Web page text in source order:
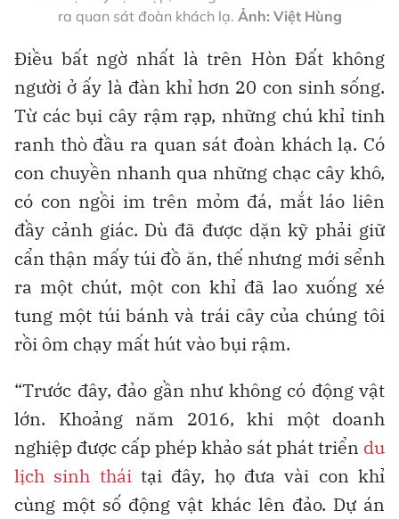
ra quan sát đoàn khách lạ. Ảnh: Việt Hùng
Điều bất ngờ nhất là trên Hòn Đất không
người ở ấy là đàn khỉ hơn 20 con sinh sống.
Từ các bụi cây rậm rạp, những chú khỉ tinh
ranh thò đầu ra quan sát đoàn khách lạ. Có
con chuyền nhanh qua những chạc cây khô,
có con ngồi im trên mỏm đá, mắt láo liên
đầy cảnh giác. Dù đã được dặn kỹ phải giữ
cẩn thận mấy túi đồ ăn, thế nhưng mới sểnh
ra một chút, một con khỉ đã lao xuống xé
tung một túi bánh và trái cây của chúng tôi
rồi ôm chạy mất hút vào bụi rậm.
“Trước đây, đảo gần như không có động vật
lớn. Khoảng năm 2016, khi một doanh
nghiệp được cấp phép khảo sát phát triển du
lịch sinh tháitại đây, họ đưa vài con khỉ
cùng một số động vật khác lên đảo. Dự án